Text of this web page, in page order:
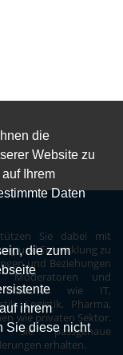
die
Website zu
Ihrem
Daten
die zum
ihrem
Sie diese nicht
Sie dabei mit
und Entwicklung zu
und Beziehungen
Moderatoren und
Branchen wie IT,
Logistik, Pharma,
wie privaten Sektor.
passgenaue
erhalten.